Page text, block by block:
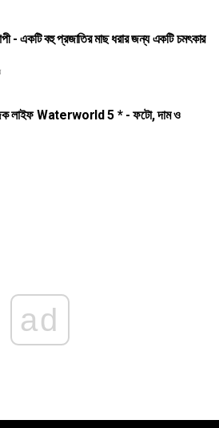
- একটি বহু প্রজাতির মাছ ধরার জন্য একটি চমৎকার
লাইফ Waterworld 5 * - ফটো, দাম ও
ad